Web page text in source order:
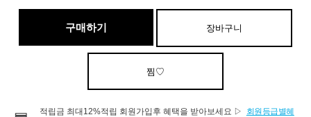
구매하기 장바구니
찜♡
적립금 최대12%적립 회원가입후 혜택을 받아보세요 ▷
회원등급별혜